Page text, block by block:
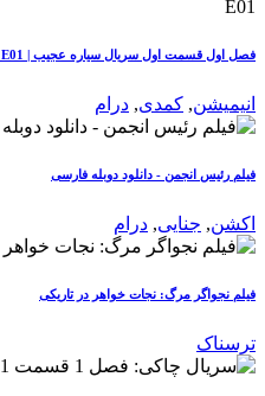
فصل اول قسمت اول سریال سیاره عجیب | Strange Planet S01 E01
انیمیشن, کمدی, درام
فیلم رئیس انجمن - دانلود دوبله فارسی
اکشن, جنایی, درام
فیلم نجواگر مرگ: نجات خواهر در تاریکی
ترسناک